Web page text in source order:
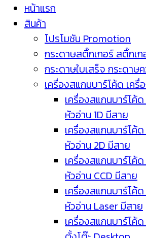
หน้าแรก
สินค้า
โปรโมชัน Promotion
กระดาษสติ๊กเกอร์ สติ๊กเ
กระดาษใบเสร็จ กระดาษ
เครื่องสแกนบาร์โค้ด เครื่
เครื่องสแกนบาร์โค้
หัวอ่าน 1D มีสาย
เครื่องสแกนบาร์โค้
หัวอ่าน 2D มีสาย
เครื่องสแกนบาร์โค้
หัวอ่าน CCD มีสาย
เครื่องสแกนบาร์โค้
หัวอ่าน Laser มีสาย
เครื่องสแกนบาร์โค้